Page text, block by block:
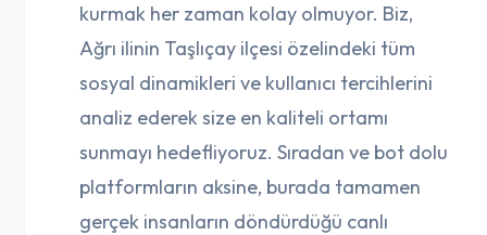
kurmak her zaman kolay olmuyor. Biz,
Ağrı ilinin Taşlıçay ilçesi özelindeki tüm
sosyal dinamikleri ve kullanıcı tercihlerini
analiz ederek size en kaliteli ortamı
sunmayı hedefliyoruz. Sıradan ve bot dolu
platformların aksine, burada tamamen
gerçek insanların döndürdüğü canlı